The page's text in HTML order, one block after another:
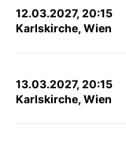
12.03.2027, 20:15
Karlskirche, Wien
13.03.2027, 20:15
Karlskirche, Wien